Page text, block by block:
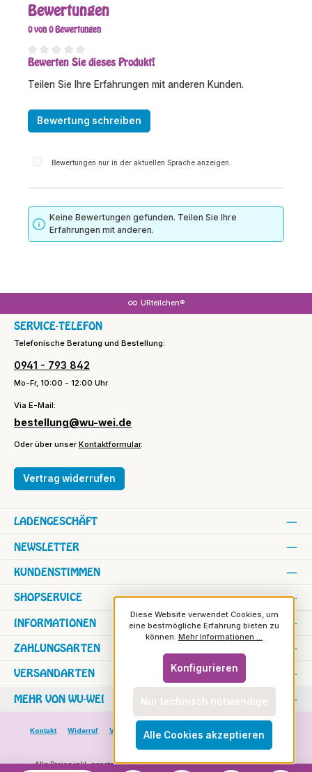
Bewertungen
0 von 0 Bewertungen
Durchschnittliche Bewertung von 0 von 5 Sternen
Bewerten Sie dieses Produkt!
Teilen Sie Ihre Erfahrungen mit anderen Kunden.
Bewertung schreiben
Bewertungen nur in der aktuellen Sprache anzeigen.
Keine Bewertungen gefunden. Teilen Sie Ihre
Erfahrungen mit anderen.
URteilchen®
SERVICE-TELEFON
Telefonische Beratung und Bestellung:
0941 - 793 842
Mo-Fr, 10:00 - 12:00 Uhr
Via E-Mail:
bestellung@wu-wei.de
Oder über unserKontaktformular.
Vertrag widerrufen
SHOPSERVICE
INFORMATIONEN
NEWSLETTER
KUNDENSTIMMEN
LADENGESCHÄFT
ZAHLUNGSARTEN
VERSANDARTEN
MEHR VON WU-WEI
Kontakt Widerruf Versand und Zahlung
Versand in die Schweiz
Rundbrief
Alle Preise inkl. gesetzl. Mehrwertsteuer zzgl.Versandkostenund ggf.
Diese Website verwendet Cookies, um
eine bestmögliche Erfahrung bieten zu
können. Mehr Informationen ...
Nur technisch notwendige
Konfigurieren
Alle Cookies akzeptieren